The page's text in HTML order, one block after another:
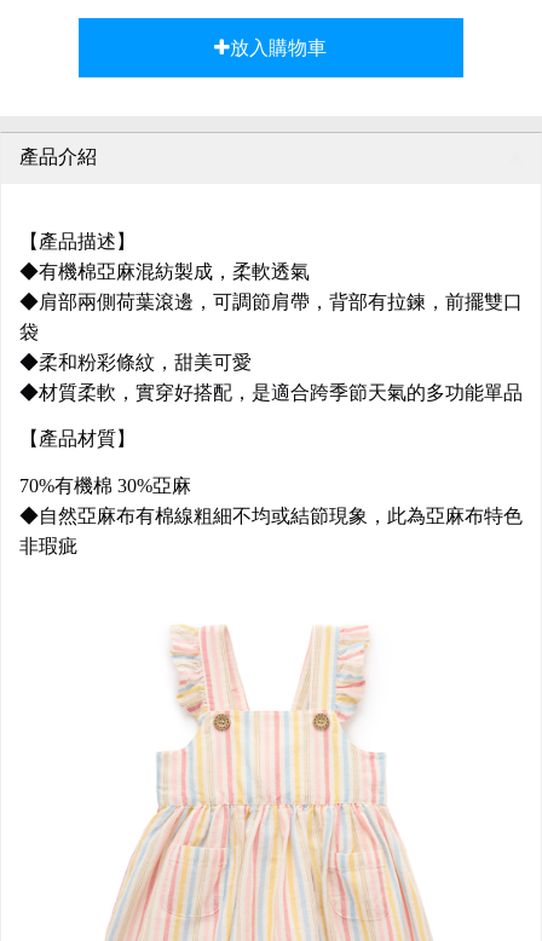
放入購物車
產品介紹
【產品描述】
◆有機棉亞麻混紡製成，柔軟透氣
◆肩部兩側荷葉滾邊，可調節肩帶，背部有拉鍊，前擺雙口
袋
◆柔和粉彩條紋，甜美可愛
◆材質柔軟，實穿好搭配，是適合跨季節天氣的多功能單品
【產品材質】
70%有機棉 30%亞麻
◆自然亞麻布有棉線粗細不均或結節現象，此為亞麻布特色
非瑕疵